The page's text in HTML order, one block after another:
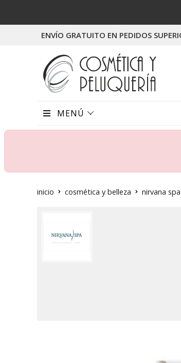
ENVÍO GRATUITO EN PEDIDOS
MENÚ
inicio cosmética y belleza nirvana spa